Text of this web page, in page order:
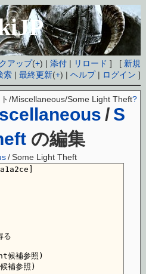
アップ(+) |添付 | リロード ] [ 新規
索 |最終更新(+) |ヘルプ| ログイン ]
/ S
の編集
/Miscellaneous/Some Light Theft?
/ Some Light Theft